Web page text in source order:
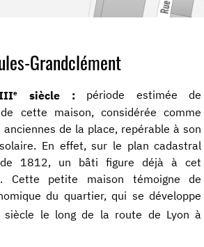
Grandclément
e siècle : période estimée de
cette maison, considérée comme
anciennes de la place, repérable à son
En effet, sur le plan cadastral
de 1812, un bâti figure déjà à cet
Cette petite maison témoigne de
du quartier, qui se développe
le long de la route de Lyon à